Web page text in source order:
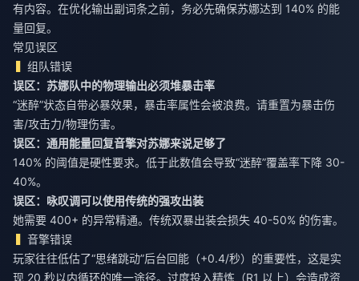
有内容。在优化输出副词条之前，务必先确保苏娜达到 140% 的能
量回复。
常见误区
组队错误
误区：苏娜队中的物理输出必须堆暴击率
“迷醉”状态自带必暴效果，暴击率属性会被浪费。请重置为暴击伤
害/攻击力/物理伤害。
误区：通用能量回复音擎对苏娜来说足够了
140% 的阈值是硬性要求。低于此数值会导致“迷醉”覆盖率下降 30-
40%。
误区：咏叹调可以使用传统的强攻出装
她需要 400+ 的异常精通。传统双暴出装会损失 40-50% 的伤害。
音擎错误
玩家往往低估了“思绪跳动”后台回能（+0.4/秒）的重要性，这是实
现 20 秒以内循环的唯一途径。过度投入精炼（R1 以上）会造成资